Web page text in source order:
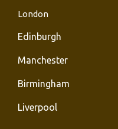
London
Edinburgh
Manchester
Birmingham
Liverpool